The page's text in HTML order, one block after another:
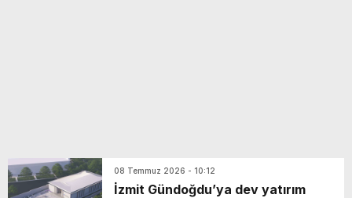
08 Temmuz 2026 - 10:12
İzmit Gündoğdu’ya dev yatırım